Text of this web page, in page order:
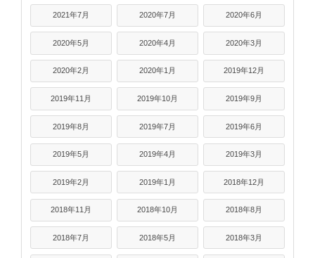
2021年7月 2020年7月 2020年6月
2020年5月 2020年4月 2020年3月
2020年2月 2020年1月 2019年12月
2019年11月 2019年10月 2019年9月
2019年8月 2019年7月 2019年6月
2019年5月 2019年4月 2019年3月
2019年2月 2019年1月 2018年12月
2018年11月 2018年10月 2018年8月
2018年7月 2018年5月 2018年3月